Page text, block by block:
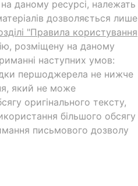
на даному ресурсі, належать
дозволяється лише
"Правила користування
розміщену на даному
наступних умов:
першоджерела не нижче
який не може
оригінального тексту,
більшого обсягу
письмового дозволу